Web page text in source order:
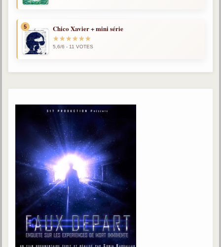
1804-1869
Léon Denis
1846-1927
1910-2002
Divaldo Franco
1927-2025
Bibliothèque
Ouvrages
Bibliothèque spirite
Documents
Bulletins "Le Spiritisme"
5 Chico Xavier + mini série
5,6/6 - 11 VOTES